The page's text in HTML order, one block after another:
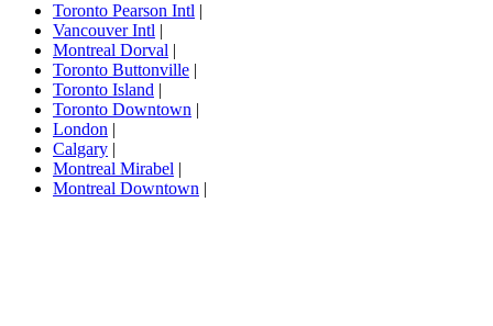
Toronto Pearson Intl |
Vancouver Intl |
Montreal Dorval |
Toronto Buttonville |
Toronto Island |
Toronto Downtown |
London |
Calgary |
Montreal Mirabel |
Montreal Downtown |